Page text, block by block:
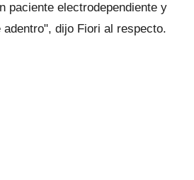
paciente electrodependiente y
dijo Fiori al respecto.